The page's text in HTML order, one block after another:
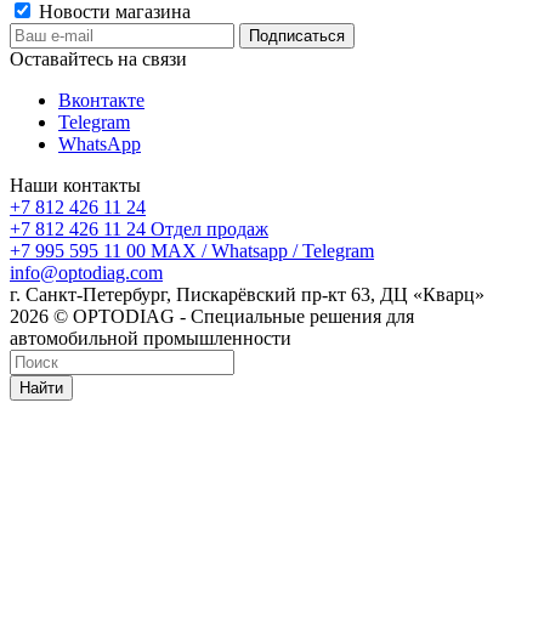
Новости магазина
Оставайтесь на связи
Вконтакте
Telegram
WhatsApp
Наши контакты
+7 812 426 11 24
+7 812 426 11 24 Отдел продаж
+7 995 595 11 00 MAX / Whatsapp / Telegram
info@optodiag.com
г. Санкт-Петербург, Пискарёвский пр-кт 63, ДЦ «Кварц»
2026 © OPTODIAG - Специальные решения для
автомобильной промышленности
Найти